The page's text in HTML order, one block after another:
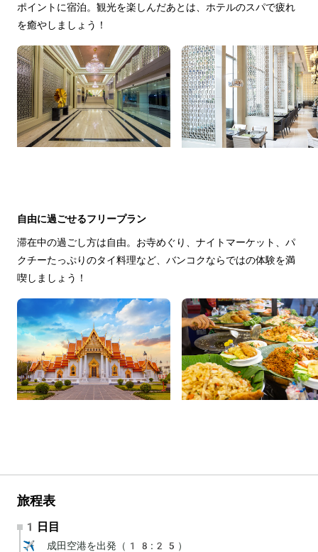
ポイントに宿泊。観光を楽しんだあとは、ホテルのスパで疲れ
を癒やしましょう！
自由に過ごせるフリープラン
滞在中の過ごし方は自由。お寺めぐり、ナイトマーケット、パ
クチーたっぷりのタイ料理など、バンコクならではの体験を満
喫しましょう！
旅程表
1日目
✈️ 成田空港を出発（18:25）